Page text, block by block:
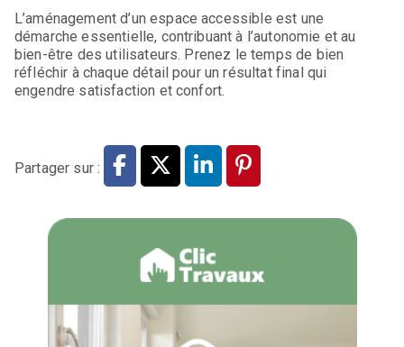
L’aménagement d’un espace accessible est une
démarche essentielle, contribuant à l’autonomie et au
bien-être des utilisateurs. Prenez le temps de bien
réfléchir à chaque détail pour un résultat final qui
engendre satisfaction et confort.
Partager sur :